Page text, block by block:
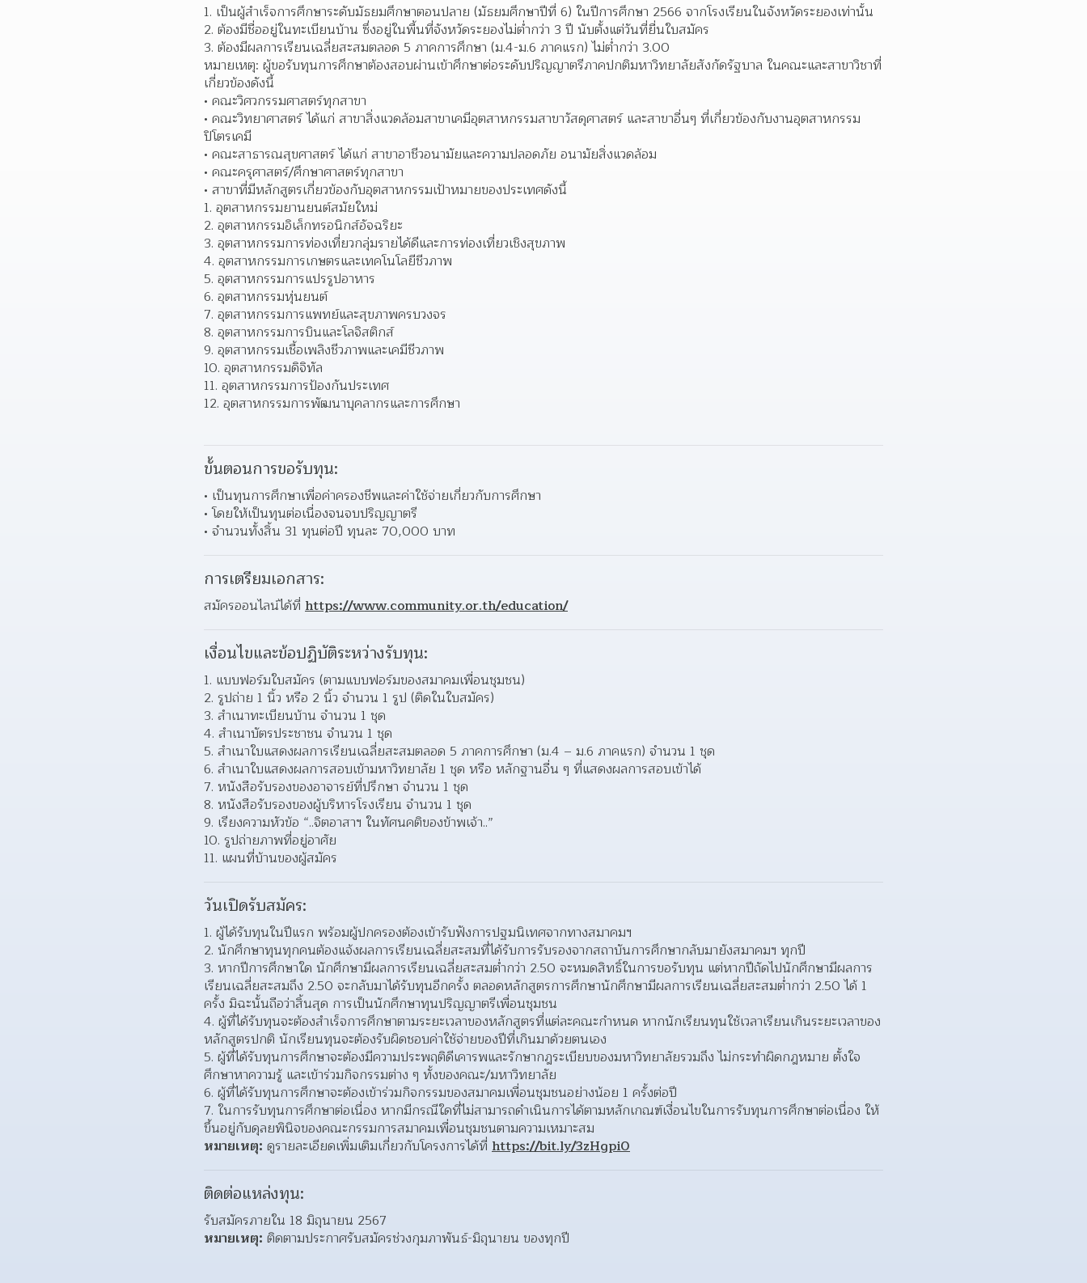
1. เป็นผู้สำเร็จการศึกษาระดับมัธยมศึกษาตอนปลาย (มัธยมศึกษาปีที่ 6) ในปีการศึกษา 2566 จากโรงเรียนในจังหวัดระยองเท่านั้น
2. ต้องมีชื่ออยู่ในทะเบียนบ้าน ซึ่งอยู่ในพื้นที่จังหวัดระยองไม่ต่ำกว่า 3 ปี นับตั้งแต่วันที่ยื่นใบสมัคร
3. ต้องมีผลการเรียนเฉลี่ยสะสมตลอด 5 ภาคการศึกษา (ม.4-ม.6 ภาคแรก) ไม่ต่ำกว่า 3.00
หมายเหตุ: ผู้ขอรับทุนการศึกษาต้องสอบผ่านเข้าศึกษาต่อระดับปริญญาตรีภาคปกติมหาวิทยาลัยสังกัดรัฐบาล ในคณะและสาขาวิชาที่
เกี่ยวข้องดังนี้
คณะวิศวกรรมศาสตร์ทุกสาขา
คณะวิทยาศาสตร์ ได้แก่ สาขาสิ่งแวดล้อมสาขาเคมีอุตสาหกรรมสาขาวัสดุศาสตร์ และสาขาอื่นๆ ที่เกี่ยวข้องกับงานอุตสาหกรรม
ปิโตรเคมี
คณะสาธารณสุขศาสตร์ ได้แก่ สาขาอาชีวอนามัยและความปลอดภัย อนามัยสิ่งแวดล้อม
คณะครุศาสตร์/ศึกษาศาสตร์ทุกสาขา
สาขาที่มีหลักสูตรเกี่ยวข้องกับอุตสาหกรรมเป้าหมายของประเทศดังนี้
1. อุตสาหกรรมยานยนต์สมัยใหม่
2. อุตสาหกรรมอิเล็กทรอนิกส์อัจฉริยะ
3. อุตสาหกรรมการท่องเที่ยวกลุ่มรายได้ดีและการท่องเที่ยวเชิงสุขภาพ
4. อุตสาหกรรมการเกษตรและเทคโนโลยีชีวภาพ
5. อุตสาหกรรมการแปรรูปอาหาร
6. อุตสาหกรรมหุ่นยนต์
7. อุตสาหกรรมการแพทย์และสุขภาพครบวงจร
8. อุตสาหกรรมการบินและโลจิสติกส์
9. อุตสาหกรรมเชื้อเพลิงชีวภาพและเคมีชีวภาพ
10. อุตสาหกรรมดิจิทัล
11. อุตสาหกรรมการป้องกันประเทศ
12. อุตสาหกรรมการพัฒนาบุคลากรและการศึกษา
ขั้นตอนการขอรับทุน:
เป็นทุนการศึกษาเพื่อค่าครองชีพและค่าใช้จ่ายเกี่ยวกับการศึกษา
โดยให้เป็นทุนต่อเนื่องจนจบปริญญาตรี
จำนวนทั้งสิ้น 31 ทุนต่อปี ทุนละ 70,000 บาท
การเตรียมเอกสาร:
สมัครออนไลน์ได้ที่ https://www.community.or.th/education/
เงื่อนไขและข้อปฏิบัติระหว่างรับทุน:
1. แบบฟอร์มใบสมัคร (ตามแบบฟอร์มของสมาคมเพื่อนชุมชน)
2. รูปถ่าย 1 นิ้ว หรือ 2 นิ้ว จำนวน 1 รูป (ติดในใบสมัคร)
3. สำเนาทะเบียนบ้าน จำนวน 1 ชุด
4. สำเนาบัตรประชาชน จำนวน 1 ชุด
5. สำเนาใบแสดงผลการเรียนเฉลี่ยสะสมตลอด 5 ภาคการศึกษา (ม.4 – ม.6 ภาคแรก) จำนวน 1 ชุด
6. สำเนาใบแสดงผลการสอบเข้ามหาวิทยาลัย 1 ชุด หรือ หลักฐานอื่น ๆ ที่แสดงผลการสอบเข้าได้
7. หนังสือรับรองของอาจารย์ที่ปรึกษา จำนวน 1 ชุด
8. หนังสือรับรองของผู้บริหารโรงเรียน จำนวน 1 ชุด
9. เรียงความหัวข้อ “..จิตอาสาฯ ในทัศนคติของข้าพเจ้า..”
10. รูปถ่ายภาพที่อยู่อาศัย
11. แผนที่บ้านของผู้สมัคร
วันเปิดรับสมัคร:
1. ผู้ได้รับทุนในปีแรก พร้อมผู้ปกครองต้องเข้ารับฟังการปฐมนิเทศจากทางสมาคมฯ
2. นักศึกษาทุนทุกคนต้องแจ้งผลการเรียนเฉลี่ยสะสมที่ได้รับการรับรองจากสถาบันการศึกษากลับมายังสมาคมฯ ทุกปี
3. หากปีการศึกษาใด นักศึกษามีผลการเรียนเฉลี่ยสะสมต่ำกว่า 2.50 จะหมดสิทธิ์ในการขอรับทุน แต่หากปีถัดไปนักศึกษามีผลการ
เรียนเฉลี่ยสะสมถึง 2.50 จะกลับมาได้รับทุนอีกครั้ง ตลอดหลักสูตรการศึกษานักศึกษามีผลการเรียนเฉลี่ยสะสมต่ำกว่า 2.50 ได้ 1
ครั้ง มิฉะนั้นถือว่าสิ้นสุด การเป็นนักศึกษาทุนปริญญาตรีเพื่อนชุมชน
4. ผู้ที่ได้รับทุนจะต้องสำเร็จการศึกษาตามระยะเวลาของหลักสูตรที่แต่ละคณะกำหนด หากนักเรียนทุนใช้เวลาเรียนเกินระยะเวลาของ
หลักสูตรปกติ นักเรียนทุนจะต้องรับผิดชอบค่าใช้จ่ายของปีที่เกินมาด้วยตนเอง
5. ผู้ที่ได้รับทุนการศึกษาจะต้องมีความประพฤติดีเคารพและรักษากฎระเบียบของมหาวิทยาลัยรวมถึง ไม่กระทำผิดกฎหมาย ตั้งใจ
ศึกษาหาความรู้ และเข้าร่วมกิจกรรมต่าง ๆ ทั้งของคณะ/มหาวิทยาลัย
6. ผู้ที่ได้รับทุนการศึกษาจะต้องเข้าร่วมกิจกรรมของสมาคมเพื่อนชุมชนอย่างน้อย 1 ครั้งต่อปี
7. ในการรับทุนการศึกษาต่อเนื่อง หากมีกรณีใดที่ไม่สามารถดำเนินการได้ตามหลักเกณฑ์เงื่อนไขในการรับทุนการศึกษาต่อเนื่อง ให้
ขึ้นอยู่กับดุลยพินิจของคณะกรรมการสมาคมเพื่อนชุมชนตามความเหมาะสม
หมายเหตุ: ดูรายละเอียดเพิ่มเติมเกี่ยวกับโครงการได้ที่ https://bit.ly/3zHgpi0
ติดต่อแหล่งทุน:
รับสมัครภายใน 18 มิถุนายน 2567
หมายเหตุ: ติดตามประกาศรับสมัครช่วงกุมภาพันธ์-มิถุนายน ของทุกปี